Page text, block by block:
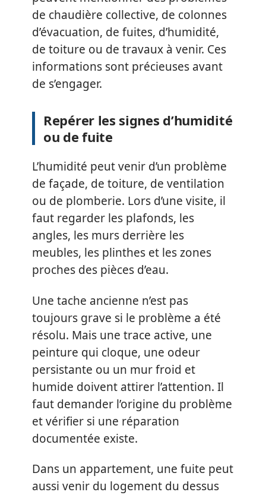
de chaudière collective, de colonnes
d’évacuation, de fuites, d’humidité,
de toiture ou de travaux à venir. Ces
informations sont précieuses avant
de s’engager.
Repérer les signes d’humidité
ou de fuite
L’humidité peut venir d’un problème
de façade, de toiture, de ventilation
ou de plomberie. Lors d’une visite, il
faut regarder les plafonds, les
angles, les murs derrière les
meubles, les plinthes et les zones
proches des pièces d’eau.
Une tache ancienne n’est pas
toujours grave si le problème a été
résolu. Mais une trace active, une
peinture qui cloque, une odeur
persistante ou un mur froid et
humide doivent attirer l’attention. Il
faut demander l’origine du problème
et vérifier si une réparation
documentée existe.
Dans un appartement, une fuite peut
aussi venir du logement du dessus